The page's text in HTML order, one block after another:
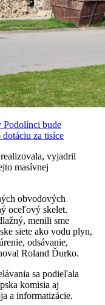
Podolínci bude
za tisíce
vyjadril
masívnej
obvodových
oceľový skelet.
menili sme
siete ako vodu plyn,
odsávanie,
Roland Ďurko.
sa podieľala
komisia aj
a informatizácie.